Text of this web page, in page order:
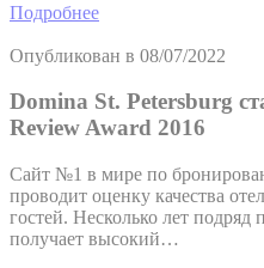
Подробнее
Опубликован в 08/07/2022
Domina St. Petersburg
Review Award 2016
Сайт №1 в мире по
проводит оценку качества
гостей. Несколько лет подряд
получает высокий…